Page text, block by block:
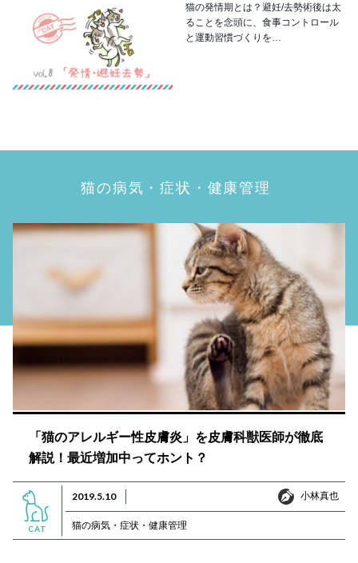
猫の発情期とは？避妊/去勢術後は太
ることを念頭に、食事コントロール
と運動習慣づくりを…
猫の病気・症状・健康管理
「猫のアレルギー性皮膚炎」を皮膚科獣医師が徹底
解説！最近増加中ってホント？
CAT
2019.5.10 小林真也
小林真也
猫の病気・症状・健康管理